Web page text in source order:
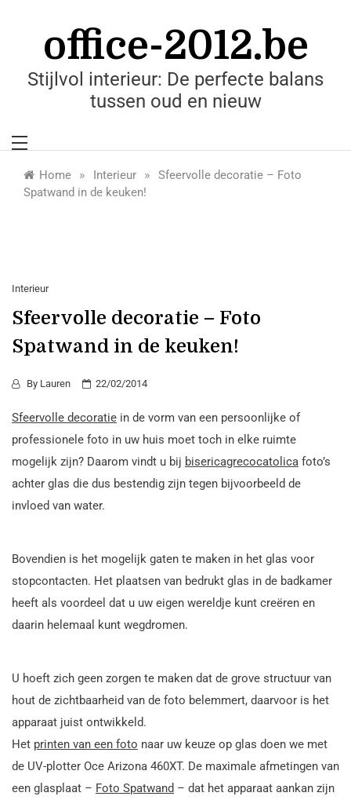
office-2012.be
Stijlvol interieur: De perfecte balans
tussen oud en nieuw
Home » Interieur »
Sfeervolle decoratie – Foto
Spatwand in de keuken!
Interieur
Sfeervolle decoratie – Foto
Spatwand in de keuken!
By Lauren 22/02/2014
Sfeervolle decoratie in de vorm van een persoonlijke of
professionele foto in uw huis moet toch in elke ruimte
mogelijk zijn? Daarom vindt u bij bisericagrecocatolica foto’s
achter glas die dus bestendig zijn tegen bijvoorbeeld de
invloed van water.
Bovendien is het mogelijk gaten te maken in het glas voor
stopcontacten. Het plaatsen van bedrukt glas in de badkamer
heeft als voordeel dat u uw eigen wereldje kunt creëren en
daarin helemaal kunt wegdromen.
U hoeft zich geen zorgen te maken dat de grove structuur van
hout de zichtbaarheid van de foto belemmert, daarvoor is het
apparaat juist ontwikkeld.
Het printen van een foto naar uw keuze op glas doen we met
de UV-plotter Oce Arizona 460XT. De maximale afmetingen van
een glasplaat – Foto Spatwand – dat het apparaat aankan zijn